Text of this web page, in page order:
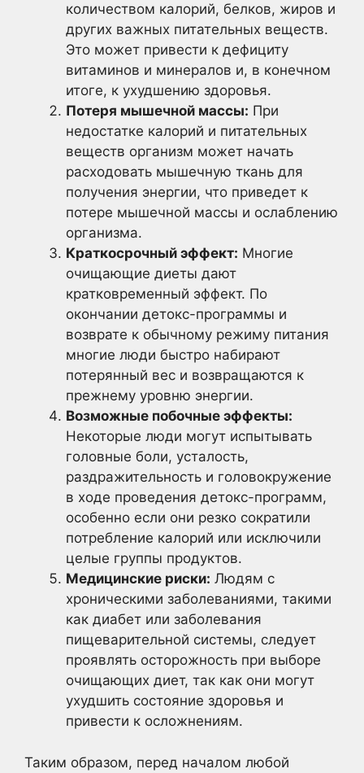
количеством калорий, белков, жиров и
других важных питательных веществ.
Это может привести к дефициту
витаминов и минералов и, в конечном
итоге, к ухудшению здоровья.
Потеря мышечной массы: При
недостатке калорий и питательных
веществ организм может начать
расходовать мышечную ткань для
получения энергии, что приведет к
потере мышечной массы и ослаблению
организма.
Краткосрочный эффект: Многие
очищающие диеты дают
кратковременный эффект. По
окончании детокс-программы и
возврате к обычному режиму питания
многие люди быстро набирают
потерянный вес и возвращаются к
прежнему уровню энергии.
Возможные побочные эффекты:
Некоторые люди могут испытывать
головные боли, усталость,
раздражительность и головокружение
в ходе проведения детокс-программ,
особенно если они резко сократили
потребление калорий или исключили
целые группы продуктов.
Медицинские риски: Людям с
хроническими заболеваниями, такими
как диабет или заболевания
пищеварительной системы, следует
проявлять осторожность при выборе
очищающих диет, так как они могут
ухудшить состояние здоровья и
привести к осложнениям.
Таким образом, перед началом любой